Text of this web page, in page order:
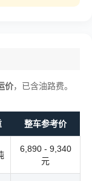
价，已含油路费。
整车参考价
6,890 - 9,340
元